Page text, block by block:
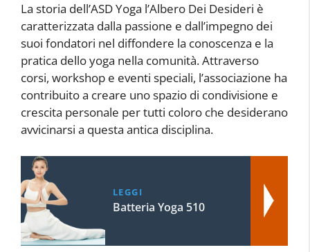
La storia dell’ASD Yoga l’Albero Dei Desideri è
caratterizzata dalla passione e dall’impegno dei
suoi fondatori nel diffondere la conoscenza e la
pratica dello yoga nella comunità. Attraverso
corsi, workshop e eventi speciali, l’associazione ha
contribuito a creare uno spazio di condivisione e
crescita personale per tutti coloro che desiderano
avvicinarsi a questa antica disciplina.
LEGGI
Batteria Yoga 510